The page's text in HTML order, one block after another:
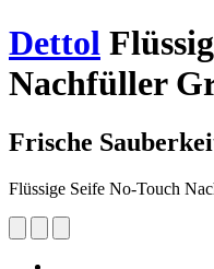
Dettol
Nachfüller
Frische
Flüssige Seife No-Touch